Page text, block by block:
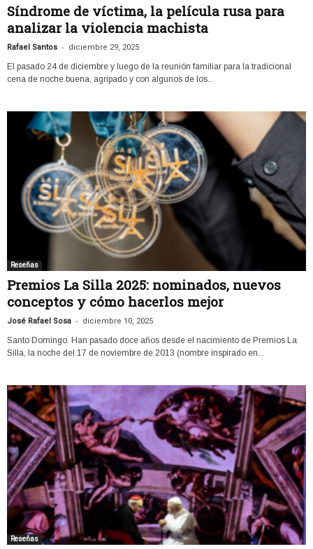
Síndrome de víctima, la película rusa para
analizar la violencia machista
Rafael Santos - diciembre 29, 2025
El pasado 24 de diciembre y luego de la reunión familiar para la tradicional
cena de noche buena, agripado y con algunos de los...
Reseñas
Premios La Silla 2025: nominados, nuevos
conceptos y cómo hacerlos mejor
José Rafael Sosa - diciembre 10, 2025
Santo Domingo. Han pasado doce años desde el nacimiento de Premios La
Silla, la noche del 17 de noviembre de 2013 (nombre inspirado en...
Reseñas